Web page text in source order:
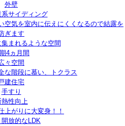
外壁
サイディング
空気を室内に伝えにくくなるので結露を
ぎます
まれるような空間
4ヵ月間
々空間
な階段に慕い、トクラス
建住宅
手すり
熱性向上
上がりに大変身！！
放的なLDK